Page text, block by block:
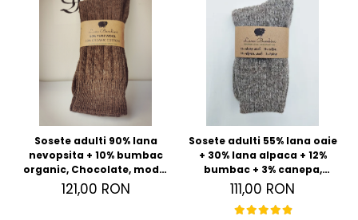
Sosete adulti 90% lana
nevopsita + 10% bumbac
organic, Chocolate, model
Andrea
121,00 RON
Sosete adulti 55% lana oaie
+ 30% lana alpaca + 12%
bumbac + 3% canepa,
model Anna
111,00 RON